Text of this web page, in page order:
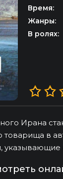
Время:
Жанры:
В ролях:
Ирана
в